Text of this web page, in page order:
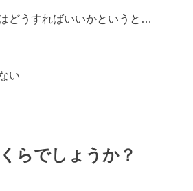
どうすればいいかというと…
い
らでしょうか？